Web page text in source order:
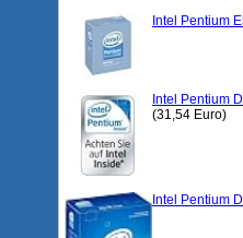
Intel Pentium
Intel Pentium
(31,54 Euro)
Intel Pentium